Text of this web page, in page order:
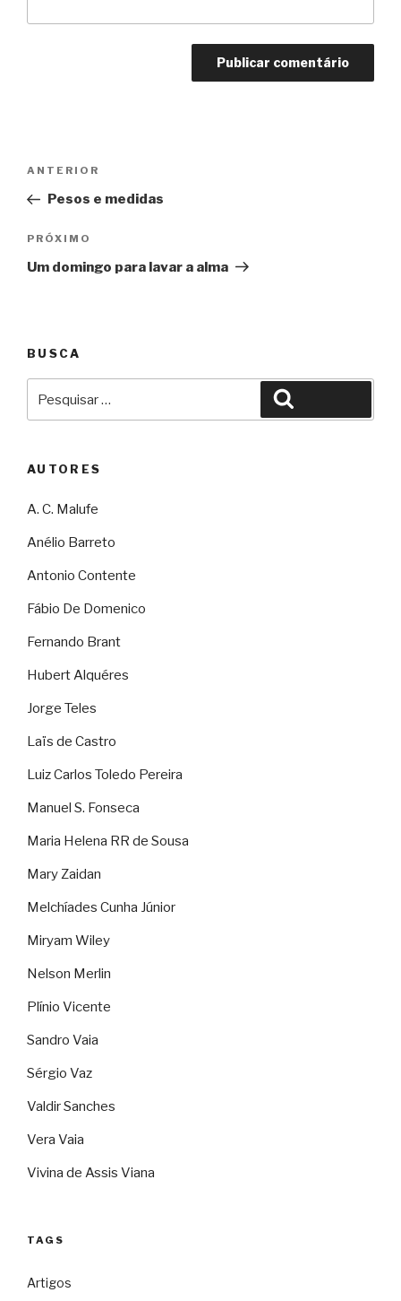
Post
Anterior
ANTERIOR
Pesos e medidas
Próximo
PRÓXIMO
Um domingo para lavar a alma
BUSCA
por:
AUTORES
A. C. Malufe
Anélio Barreto
Antonio Contente
Fábio De Domenico
Fernando Brant
Hubert Alquéres
Jorge Teles
Laïs de Castro
Luiz Carlos Toledo Pereira
Manuel S. Fonseca
Maria Helena RR de Sousa
Mary Zaidan
Melchíades Cunha Júnior
Miryam Wiley
Nelson Merlin
Plínio Vicente
Sandro Vaia
Sérgio Vaz
Valdir Sanches
Vera Vaia
Vivina de Assis Viana
TAGS
Artigos